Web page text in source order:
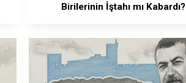
Birilerinin İştahı mı Kabardı?